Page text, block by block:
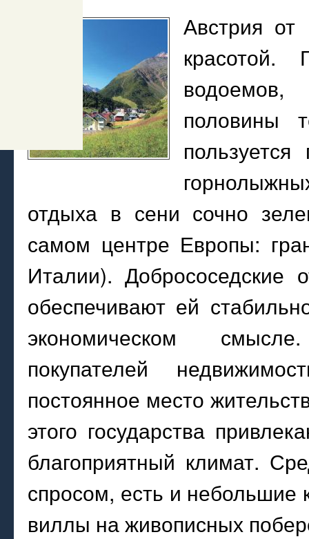
Австрия от
красотой.
половины
отдыха в сени сочно
самом центре Европы:
Италии). Добрососедские
обеспечивают ей
экономическом
покупателей
постоянное место
этого государства
благоприятный климат.
спросом, есть и
виллы на живописных